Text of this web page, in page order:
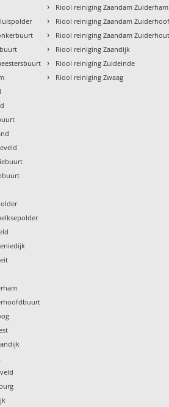
› Riool reiniging Zaandam Zuiderham
› Riool reiniging Zaandam
› Riool reiniging Zaandam Zuiderhout
› Riool reiniging Zaandijk
› Riool reiniging Zuideinde
› Riool reiniging Zwaag